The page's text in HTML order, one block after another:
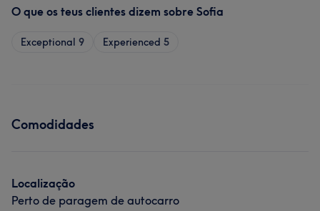
O que os teus clientes dizem sobre Sofia
Exceptional 9 Experienced 5
Comodidades
Localização
Perto de paragem de autocarro